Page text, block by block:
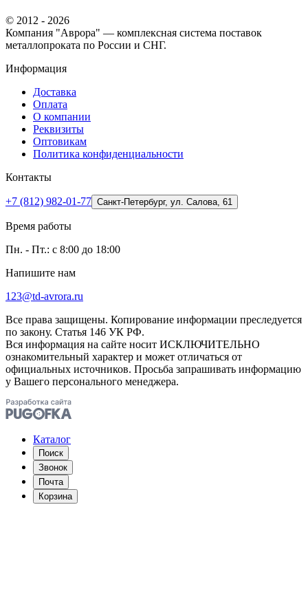
© 2012 - 2026
Компания "Аврора" — комплексная система поставок
металлопроката по России и СНГ.
Информация
Доставка
Оплата
О компании
Реквизиты
Оптовикам
Политика конфиденциальности
Контакты
+7 (812) 982-01-77 Санкт-Петербург, ул. Салова, 61
Время работы
Пн. - Пт.: с 8:00 до 18:00
Напишите нам
123@td-avrora.ru
Все права защищены. Копирование информации преследуется
по закону. Статья 146 УК РФ.
Вся информация на сайте носит ИСКЛЮЧИТЕЛЬНО
ознакомительный характер и может отличаться от
официальных источников. Просьба запрашивать информацию
у Вашего персонального менеджера.
Каталог
Поиск
Звонок
Почта
Корзина